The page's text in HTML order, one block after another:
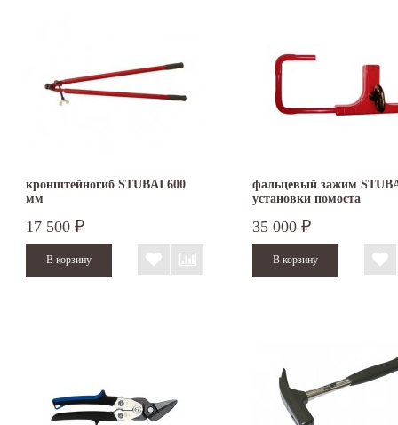
кронштейногиб STUBAI 600
мм
17 500 ₽
фальцевый зажим
установки помоста
35 000 ₽